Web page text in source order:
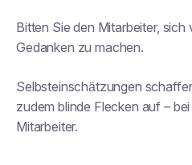
Bitten Sie den Mitarbeiter, sich
Gedanken zu machen.
Selbsteinschätzungen
zudem blinde Flecken auf –
Mitarbeiter.